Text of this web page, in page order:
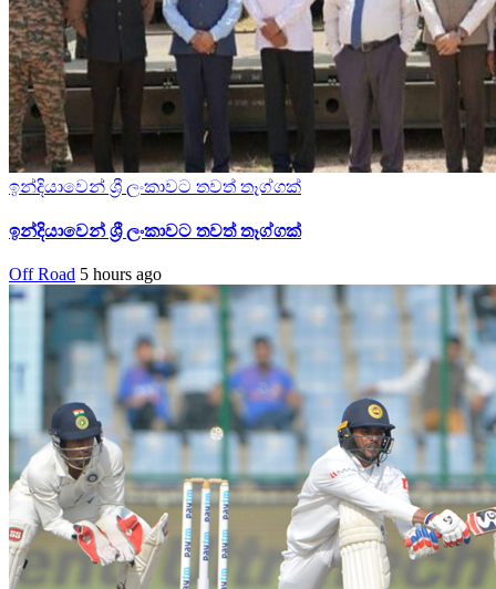
ඉන්දියාවෙන් ශ්‍රී ලංකාවට තවත් තෑග්ගක්
ඉන්දියාවෙන් ශ්‍රී ලංකාවට තවත් තෑග්ගක්
Off Road 5 hours ago